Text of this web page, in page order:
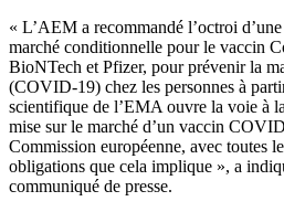
« L’AEM a recommandé l’octroi
marché conditionnelle pour le vaccin
BioNTech et Pfizer, pour prévenir la
(COVID-19) chez les personnes à
scientifique de l’EMA ouvre la voie à
mise sur le marché d’un vaccin
Commission européenne, avec toutes
obligations que cela implique », a
communiqué de presse.